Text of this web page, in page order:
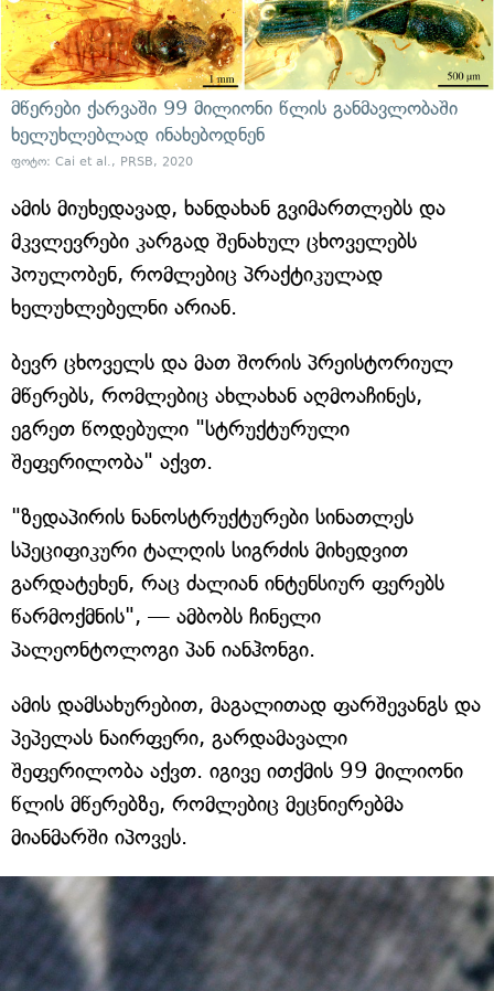
მწერები ქარვაში 99 მილიონი წლის განმავლობაში
ხელუხლებლად ინახებოდნენ
ფოტო: Cai et al., PRSB, 2020
ამის მიუხედავად, ხანდახან გვიმართლებს და
მკვლევრები კარგად შენახულ ცხოველებს
პოულობენ, რომლებიც პრაქტიკულად
ხელუხლებელნი არიან.
ბევრ ცხოველს და მათ შორის პრეისტორიულ
მწერებს, რომლებიც ახლახან აღმოაჩინეს,
ეგრეთ წოდებული "სტრუქტურული
შეფერილობა" აქვთ.
"ზედაპირის ნანოსტრუქტურები სინათლეს
სპეციფიკური ტალღის სიგრძის მიხედვით
გარდატეხენ, რაც ძალიან ინტენსიურ ფერებს
წარმოქმნის", — ამბობს ჩინელი
პალეონტოლოგი პან იანჰონგი.
ამის დამსახურებით, მაგალითად ფარშევანგს და
პეპელას ნაირფერი, გარდამავალი
შეფერილობა აქვთ. იგივე ითქმის 99 მილიონი
წლის მწერებზე, რომლებიც მეცნიერებმა
მიანმარში იპოვეს.